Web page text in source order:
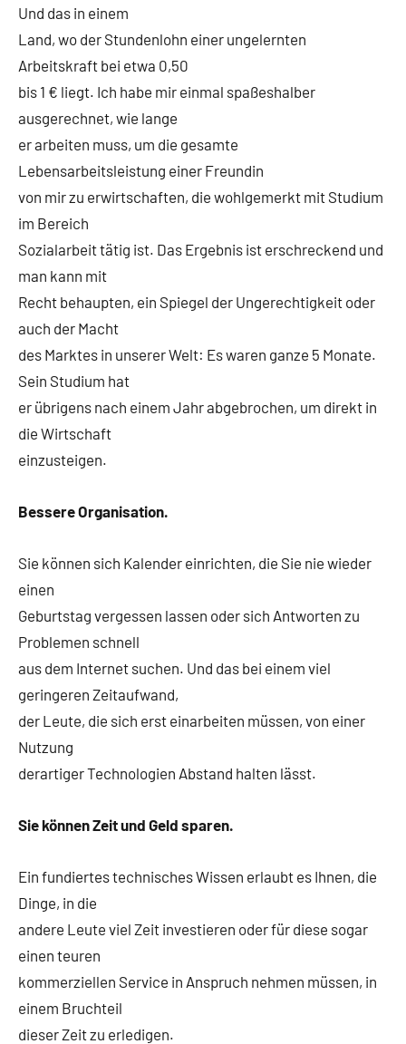
Und das in einem
Land, wo der Stundenlohn einer ungelernten
Arbeitskraft bei etwa 0,50
bis 1 € liegt. Ich habe mir einmal spaßeshalber
ausgerechnet, wie lange
er arbeiten muss, um die gesamte
Lebensarbeitsleistung einer Freundin
von mir zu erwirtschaften, die wohlgemerkt mit Studium
im Bereich
Sozialarbeit tätig ist. Das Ergebnis ist erschreckend und
man kann mit
Recht behaupten, ein Spiegel der Ungerechtigkeit oder
auch der Macht
des Marktes in unserer Welt: Es waren ganze 5 Monate.
Sein Studium hat
er übrigens nach einem Jahr abgebrochen, um direkt in
die Wirtschaft
einzusteigen.
Bessere Organisation.
Sie können sich Kalender einrichten, die Sie nie wieder
einen
Geburtstag vergessen lassen oder sich Antworten zu
Problemen schnell
aus dem Internet suchen. Und das bei einem viel
geringeren Zeitaufwand,
der Leute, die sich erst einarbeiten müssen, von einer
Nutzung
derartiger Technologien Abstand halten lässt.
Sie können Zeit und Geld sparen.
Ein fundiertes technisches Wissen erlaubt es Ihnen, die
Dinge, in die
andere Leute viel Zeit investieren oder für diese sogar
einen teuren
kommerziellen Service in Anspruch nehmen müssen, in
einem Bruchteil
dieser Zeit zu erledigen.